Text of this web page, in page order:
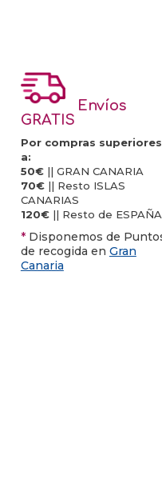
Envíos
GRATIS
Por compras superiores
a:
50€|| GRAN CANARIA
70€|| Resto ISLAS
CANARIAS
120€|| Resto de ESPAÑA
* Disponemos de
de recogida en Gran
Canaria